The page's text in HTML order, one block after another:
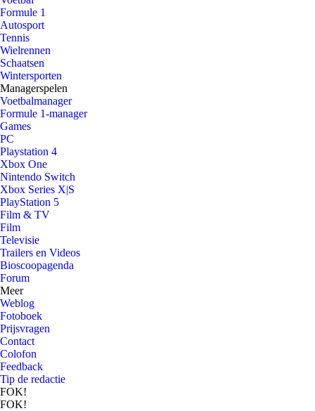
Formule 1
Autosport
Tennis
Wielrennen
Schaatsen
Wintersporten
Managerspelen
Voetbalmanager
Formule 1-manager
Games
PC
Playstation 4
Xbox One
Nintendo Switch
Xbox Series X|S
PlayStation 5
Film & TV
Film
Televisie
Trailers en Videos
Bioscoopagenda
Forum
Meer
Weblog
Fotoboek
Prijsvragen
Contact
Colofon
Feedback
Tip de redactie
FOK!
FOK!